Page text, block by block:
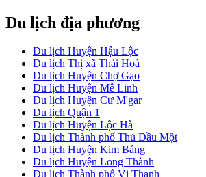
Du lịch địa phương
Du lịch Huyện Hậu Lộc
Du lịch Thị xã Thái Hoà
Du lịch Huyện Chợ Gạo
Du lịch Huyện Mê Linh
Du lịch Huyện Cư M'gar
Du lịch Quận 1
Du lịch Huyện Lộc Hà
Du lịch Thành phố Thủ Dầu Một
Du lịch Huyện Kim Bảng
Du lịch Huyện Long Thành
Du lịch Thành phố Vị Thanh